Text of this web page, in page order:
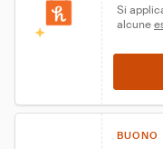
Si
alcune
BUONO